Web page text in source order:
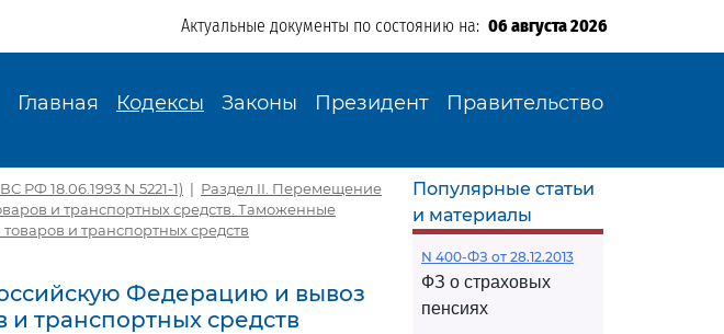
Актуальные документы по состоянию на: 06 августа 2026
Главная Кодексы Законы Президент Правительство
РФ 18.06.1993 N 5221-1) | Раздел II. Перемещение
и транспортных средств. Таможенные
и транспортных средств
Федерацию и вывоз
транспортных средств
Популярные статьи
и материалы
N 400-ФЗ от 28.12.2013
ФЗ о страховых
пенсиях